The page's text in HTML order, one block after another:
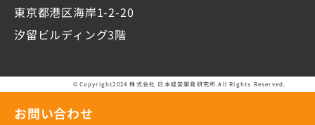
東京都港区海岸1-2-20
汐留ビルディング3階
©Copyright2024 株式会社 日本経営開発研究所.All Rights Reserved.
お問い合わせ